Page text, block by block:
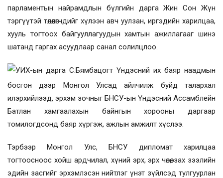
парламентын найрамдлын бүлгийн дарга Жин Сон Жүн
тэргүүтэй төлөөлөгчдийг хүлээн авч уулзан, иргэдийн харилцаа,
хууль тогтоох байгууллагуудын хамтын ажиллагааг шинэ
шатанд гаргах асуудлаар санал солилцлоо.
УИХ-ын дарга С.Бямбацогт Үндэсний их баяр наадмын
босгон дээр Монгол Улсад айлчилж буйд талархал
илэрхийлээд, эрхэм зочныг БНСУ-ын Үндэсний Ассамблейн
Батлан хамгаалахын байнгын хорооны даргаар
томилогдсонд баяр хүргэж, ажлын амжилт хүслээ.
Тэрбээр Монгол Улс, БНСУ дипломат харилцаа
тогтоосноос хойш ардчилал, хүний эрх, эрх чөлөө, зах зээлийн
эдийн засгийг эрхэмлэсэн нийтлэг үнэт зүйлсэд тулгуурлан